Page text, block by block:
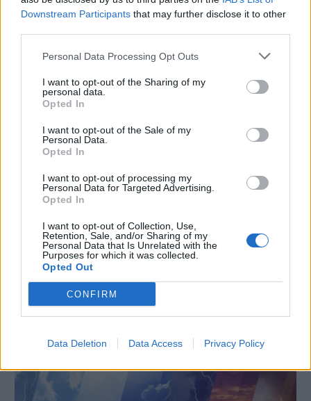
Downstream Participants that may further disclose it to other
Personal Data Processing Opt Outs
I want to opt-out of the Sharing of my
personal data.
Opted In
I want to opt-out of the Sale of my
Personal Data.
Opted In
I want to opt-out of processing my
Personal Data for Targeted Advertising.
Opted In
I want to opt-out of Collection, Use,
Retention, Sale, and/or Sharing of my
Personal Data that Is Unrelated with the
Purposes for which it was collected.
Opted Out
CONFIRM
Data Deletion Data Access Privacy Policy
V H
39
19
K
34
19
SZ
28
16
CS P
31
14
Vészjelzések, Figyelmeztetések
legkorszerűbb eszközök, módszerek és szakmai ismeretek
alkalmazása ellenére sem lehetséges minden esetben
megfelelően korán, előre jelezni és így a megfelelő szintű
veszélyjelzést kiadni!